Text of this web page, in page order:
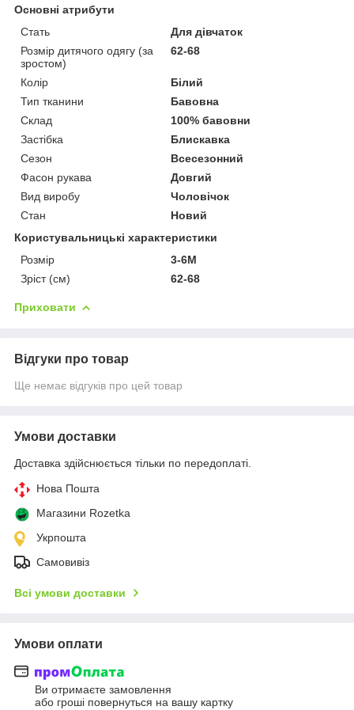
Основні атрибути
Стать
Для дівчаток
Розмір дитячого одягу (за
зростом)
62-68
Колір
Білий
Тип тканини
Бавовна
Склад
100% бавовни
Застібка
Блискавка
Сезон
Всесезонний
Фасон рукава
Довгий
Вид виробу
Чоловічок
Стан
Новий
Користувальницькі характеристики
Розмір
3-6M
Зріст (см)
62-68
Приховати
Відгуки про товар
Ще немає відгуків про цей товар
Умови доставки
Доставка здійснюється тільки по передоплаті.
Нова Пошта
Магазини Rozetka
Укрпошта
Самовивіз
Всі умови доставки
Умови оплати
Ви отримаєте замовлення
або гроші повернуться на вашу картку